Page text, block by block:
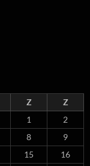
Z
Z
1
2
8
9
15
16